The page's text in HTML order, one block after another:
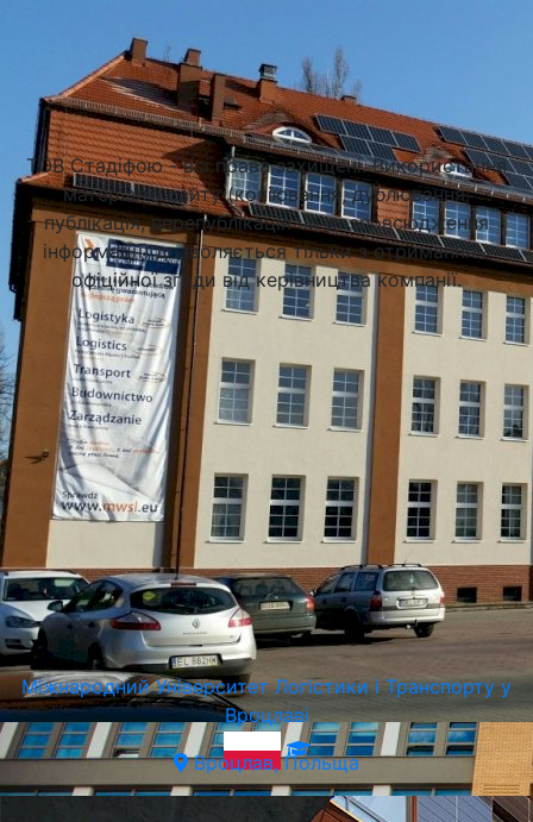
Академія Фінансів та Бізнесу Vistula у Варшаві (Vistula
University)
Варшава, Польща
Міжнародний Університет Логістики і Транспорту у
Вроцлаві
Вроцлав, Польща
Підібрати університет
ТОВ Стадіфою - всі права захищені. Використання
матеріалів сайту (копіювання, дублювання,
публікація, перепублікація чи розповсюдження
інформації) дозволяється тільки з отриманням
офіційної згоди від керівництва компанії.